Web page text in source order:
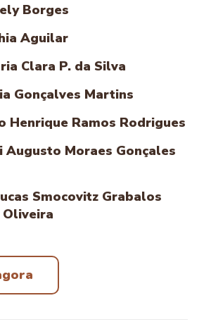
Borges
Aguilar
Clara P. da Silva
Gonçalves Martins
Henrique Ramos Rodrigues
Augusto Moraes Gonçales
Smocovitz Grabalos
Oliveira